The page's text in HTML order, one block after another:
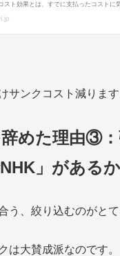
サンクコスト減ります
めた理由③：
」がある
う、絞り込むのがと
は大賛成派なのです。